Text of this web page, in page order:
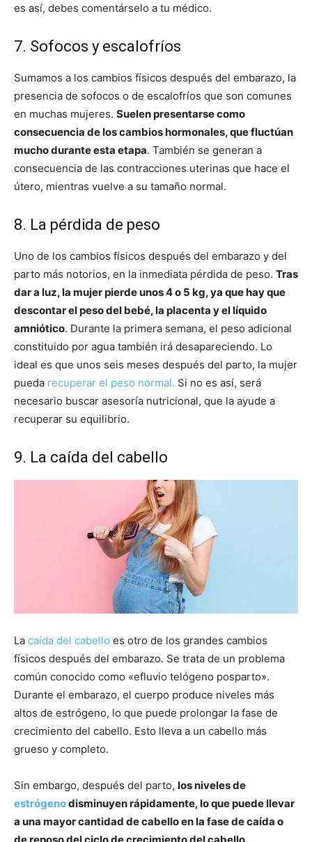
es así, debes comentárselo a tu médico.
7. Sofocos y escalofríos
Sumamos a los cambios físicos después del embarazo, la
presencia de sofocos o de escalofríos que son comunes
en muchas mujeres. Suelen presentarse como
consecuencia de los cambios hormonales, que fluctúan
mucho durante esta etapa. También se generan a
consecuencia de las contracciones uterinas que hace el
útero, mientras vuelve a su tamaño normal.
8. La pérdida de peso
Uno de los cambios físicos después del embarazo y del
parto más notorios, en la inmediata pérdida de peso. Tras
dar a luz, la mujer pierde unos 4 o 5 kg, ya que hay que
descontar el peso del bebé, la placenta y el líquido
amniótico. Durante la primera semana, el peso adicional
constituido por agua también irá desapareciendo. Lo
ideal es que unos seis meses después del parto, la mujer
pueda recuperar el peso normal. Si no es así, será
necesario buscar asesoría nutricional, que la ayude a
recuperar su equilibrio.
9. La caída del cabello
La caída del cabello es otro de los grandes cambios
físicos después del embarazo. Se trata de un problema
común conocido como «efluvio telógeno posparto».
Durante el embarazo, el cuerpo produce niveles más
altos de estrógeno, lo que puede prolongar la fase de
crecimiento del cabello. Esto lleva a un cabello más
grueso y completo.
Sin embargo, después del parto, los niveles de
estrógenodisminuyen rápidamente, lo que puede llevar
a una mayor cantidad de cabello en la fase de caída o